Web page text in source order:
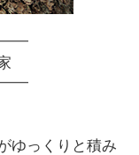
ゆっくりと積み